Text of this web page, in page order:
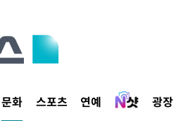
문화 스포츠 연예 광장